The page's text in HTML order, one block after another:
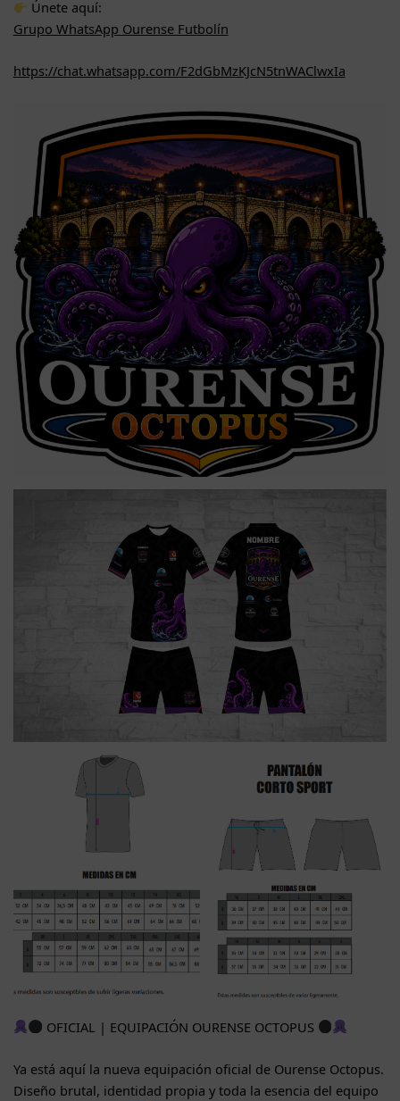
Únete aquí:
Grupo WhatsApp Ourense Futbolín
https://chat.whatsapp.com/F2dGbMzKJcN5tnWAClwxIa
OFICIAL | EQUIPACIÓN OURENSE OCTOPUS
Ya está aquí la nueva equipación oficial de Ourense Octopus.
Diseño brutal, identidad propia y toda la esencia del equipo